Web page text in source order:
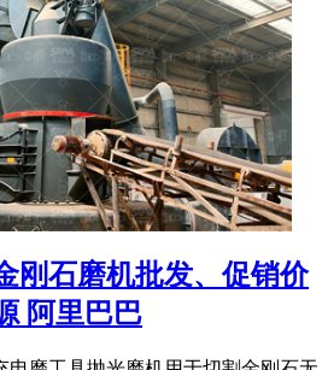
刚石磨机批发、促销价
阿里巴巴